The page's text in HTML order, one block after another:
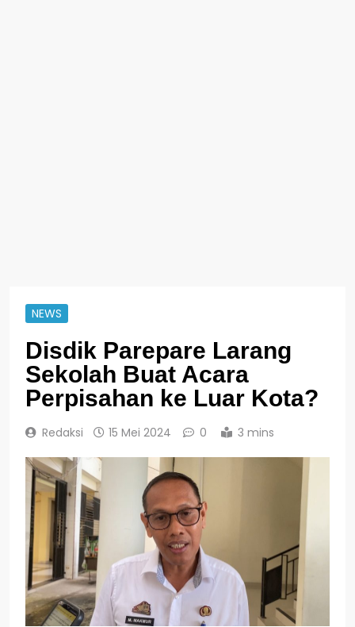
NEWS
Disdik Parepare Larang
Sekolah Buat Acara
Perpisahan ke Luar Kota?
Redaksi 15 Mei 2024 0 3 mins